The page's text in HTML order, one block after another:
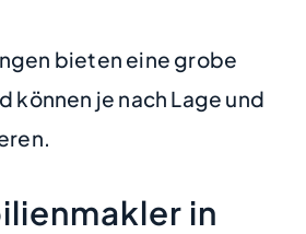
bieten eine grobe
können je nach Lage und
in